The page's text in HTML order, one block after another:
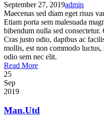
September 27, 2019admin
Maecenas sed diam eget risus
Etiam porta sem malesuada
bibendum nulla sed
Cras justo odio, dapibus ac
mollis, est non commodo
odio sem nec elit.
Read More
25
Sep
2019
Man.Utd